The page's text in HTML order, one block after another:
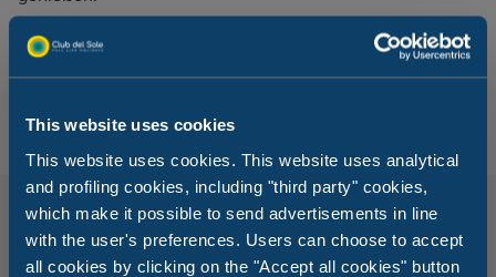
This website uses cookies
This website uses cookies. This website uses analytical
and profiling cookies, including "third party" cookies,
which make it possible to send advertisements in line
with the user's preferences. Users can choose to accept
all cookies by clicking on the "Accept all cookies" button
Öffnungszeiten Take Away
Mittagessen: von 12:00 bis 14:30
Abendessen: von 18:30 bis 22:30